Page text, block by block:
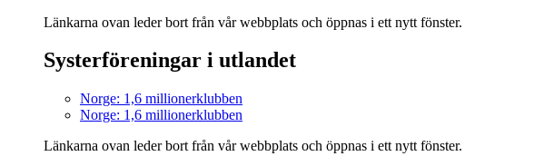
Länkarna ovan leder bort från vår webbplats och öppnas i ett nytt fönster.
Systerföreningar i utlandet
Norge: 1,6 millionerklubben
Norge: 1,6 millionerklubben
Länkarna ovan leder bort från vår webbplats och öppnas i ett nytt fönster.